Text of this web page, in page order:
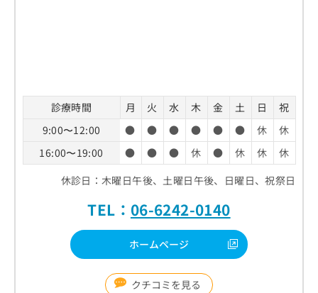
診療時間 月 火 水 木 金 土 日
祝
9:00〜12:00
● ● ● ● ● ● 休
休
16:00〜19:00
● ● ● 休 ● 休 休
休
休診日：木曜日午後、土曜日午後、日曜日、祝祭日
TEL： 06-6242-0140
ホームページ
クチコミを見る